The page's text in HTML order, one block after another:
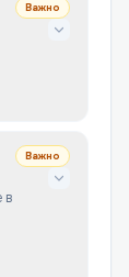
Важно
в
Важно